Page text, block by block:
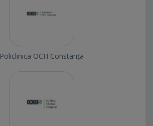
Policlinica OCH Constanța